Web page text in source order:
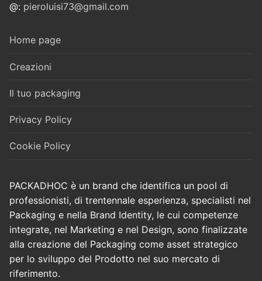
@: pieroluisi73@gmail.com
Home page
Creazioni
Il tuo packaging
Privacy Policy
Cookie Policy
PACKADHOC è un brand che identifica un pool di
professionisti, di trentennale esperienza, specialisti nel
Packaging e nella Brand Identity, le cui competenze
integrate, nel Marketing e nel Design, sono finalizzate
alla creazione del Packaging come asset strategico
per lo sviluppo del Prodotto nel suo mercato di
riferimento.